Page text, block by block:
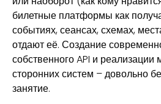
билетные платформы как
событиях, сеансах, схемах,
отдают её. Создание
собственного API и реализации
сторонних систем – довольно
занятие.